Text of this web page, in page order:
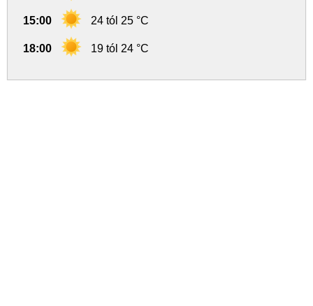
15:00 24 tól 25 °C
18:00 19 tól 24 °C